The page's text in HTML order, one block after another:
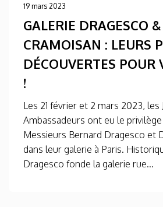
19 mars 2023
GALERIE DRAGESCO &
CRAMOISAN : LEURS
DÉCOUVERTES POUR
!
Les 21 février et 2 mars 2023, les
Ambassadeurs ont eu le
Messieurs Bernard Dragesco et
dans leur galerie à Paris.
Dragesco fonde la galerie rue...